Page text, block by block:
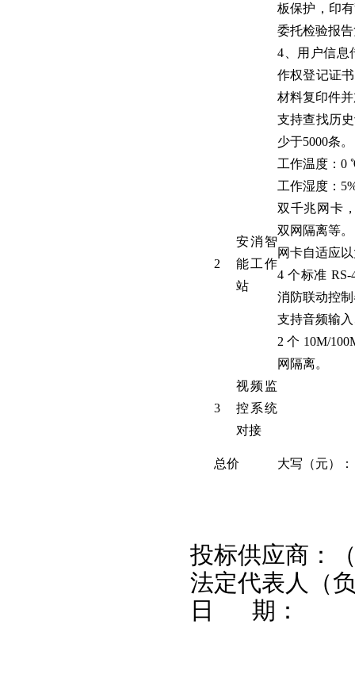
板保护，印
委托检验报
4、用户信息
作权登记证
材料复印件
支持查找历
少于5000条。
2
安消智
能工作
站
工作温度：
工作湿度：
双千兆网卡
双网隔离等。
网卡自适应
4 个标准
消防联动控
支持音频输
2 个 10M/
网隔离。
3
视频监
控系统
对接
总价 大写（元）：
投标供应
法定代表人（
日 期：